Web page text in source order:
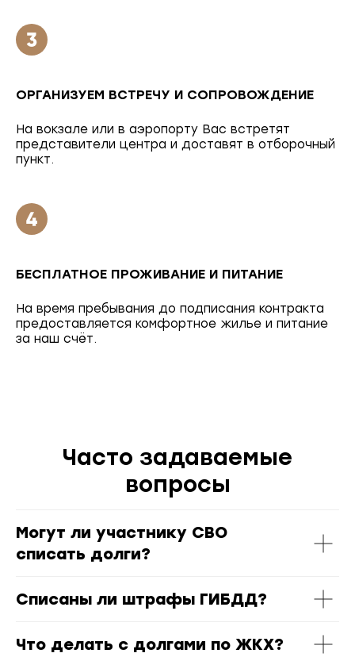
ОРГАНИЗУЕМ ВСТРЕЧУ И СОПРОВОЖДЕНИЕ
На вокзале или в аэропорту Вас встретят
представители центра и доставят в отборочный
пункт.
БЕСПЛАТНОЕ ПРОЖИВАНИЕ И ПИТАНИЕ
На время пребывания до подписания контракта
предоставляется комфортное жилье и питание
за наш счёт.
Часто задаваемые
вопросы
Могут ли участнику СВО
списать долги?
Списаны ли штрафы ГИБДД?
Что делать с долгами по ЖКХ?